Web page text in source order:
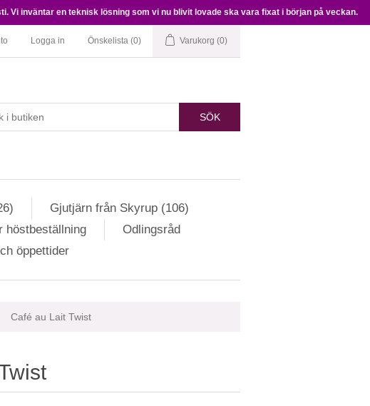
Vi inväntar en teknisk lösning som vi nu blivit lovade ska vara fixat i början på veckan.
Logga in Önskelista (0) Varukorg (0)
SÖK
Gjutjärn från Skyrup (106)
höstbeställning
Odlingsråd
öppettider
Café au Lait Twist